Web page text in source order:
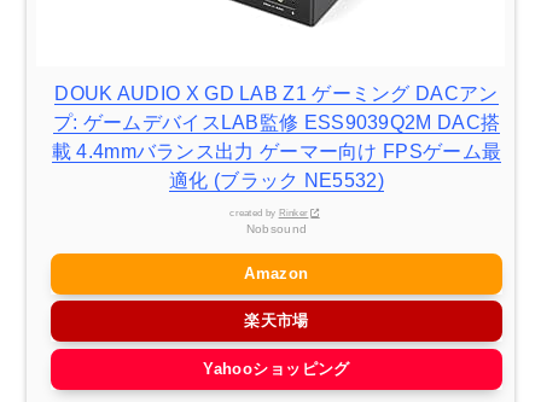
DOUK AUDIO X GD LAB Z1 ゲーミング DACアン
プ: ゲームデバイスLAB監修 ESS9039Q2M DAC搭
載 4.4mmバランス出力 ゲーマー向け FPSゲーム最
適化 (ブラック NE5532)
created by Rinker
Nobsound
Amazon
楽天市場
Yahooショッピング